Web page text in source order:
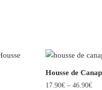
Housse de
17.90€ – 46.90€